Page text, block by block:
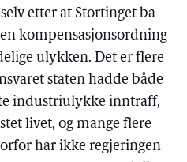
etter at Stortinget ba
kompensasjonsordning
ulykken. Det er flere
staten hadde både
industriulykke inntraff,
livet, og mange flere
har ikke regjeringen